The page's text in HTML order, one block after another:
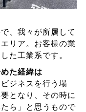
、我々が所属して
リア。お客様の業
た工業系です。
た経緯は
ジネスを行う場
となり、その時に
ら」と思うもので